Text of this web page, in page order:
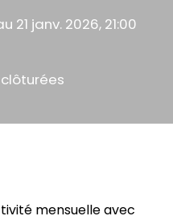
21 janv. 2026, 21:00
mensuelle avec